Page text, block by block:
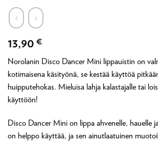
13,90 €
Norolanin Disco Dancer Mini lippauistin on
kotimaisena käsityönä, se kestää käyttöä
huipputehokas. Mieluisa lahja kalastajalle tai
käyttöön!
Disco Dancer Mini on lippa ahvenelle, hauelle
on helppo käyttää, ja sen ainutlaatuinen